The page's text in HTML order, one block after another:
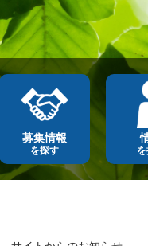
募集情報
を探す